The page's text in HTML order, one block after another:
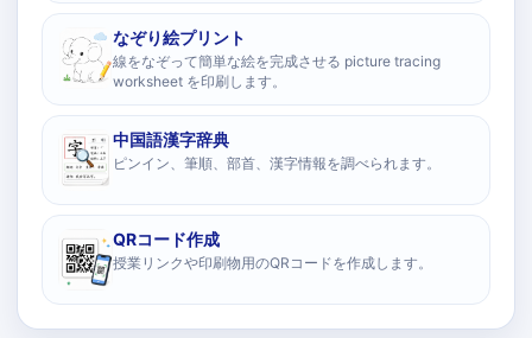
なぞり絵プリント
線をなぞって簡単な絵を完成させる picture tracing
worksheet を印刷します。
中国語漢字辞典
ピンイン、筆順、部首、漢字情報を調べられます。
QRコード作成
授業リンクや印刷物用のQRコードを作成します。